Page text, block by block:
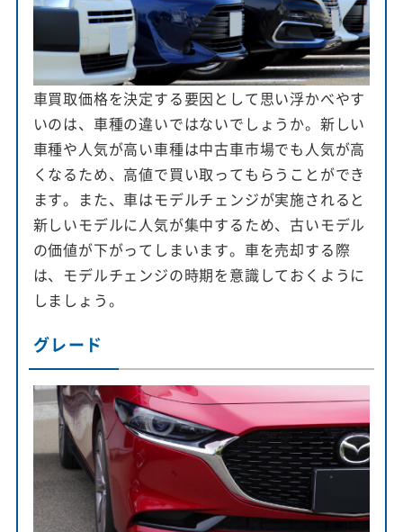
車買取価格を決定する要因として思い浮かべやす
いのは、車種の違いではないでしょうか。新しい
車種や人気が高い車種は中古車市場でも人気が高
くなるため、高値で買い取ってもらうことができ
ます。また、車はモデルチェンジが実施されると
新しいモデルに人気が集中するため、古いモデル
の価値が下がってしまいます。車を売却する際
は、モデルチェンジの時期を意識しておくように
しましょう。
グレード